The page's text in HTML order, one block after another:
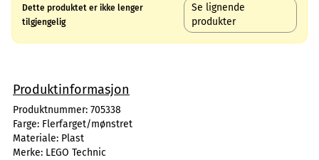
Dette produktet er ikke lenger
tilgjengelig
Se lignende
produkter
Produktinformasjon
Produktnummer: 705338
Farge: Flerfarget/mønstret
Materiale: Plast
Merke: LEGO Technic